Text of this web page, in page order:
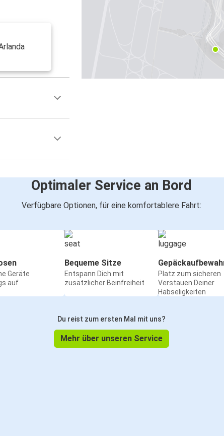
Optimaler Service an Bord
Verfügbare Optionen, für eine komfortablere Fahrt:
Geräte
auf
Bequeme Sitze
Entspann Dich mit
zusätzlicher Beinfreiheit
Platz zum sicheren
Verstauen Deiner
Habseligkeiten
Du reist zum ersten Mal mit uns?
Mehr über unseren Service